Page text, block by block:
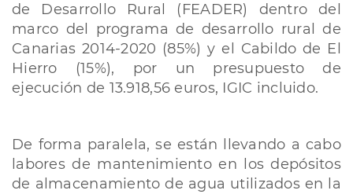
de Desarrollo Rural (FEADER) dentro del
marco del programa de desarrollo rural de
Canarias 2014-2020 (85%) y el Cabildo de El
Hierro (15%), por un presupuesto de
ejecución de 13.918,56 euros, IGIC incluido.
De forma paralela, se están llevando a cabo
labores de mantenimiento en los depósitos
de almacenamiento de agua utilizados en la